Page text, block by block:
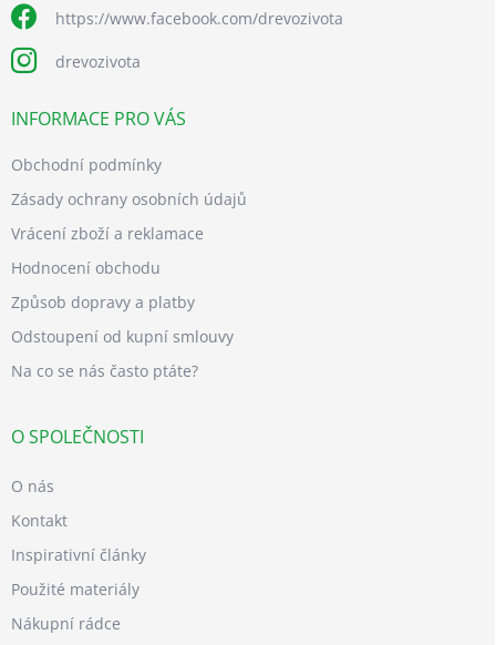
https://www.facebook.com/drevozivota
drevozivota
INFORMACE PRO VÁS
Obchodní podmínky
Zásady ochrany osobních údajů
Vrácení zboží a reklamace
Hodnocení obchodu
Způsob dopravy a platby
Odstoupení od kupní smlouvy
Na co se nás často ptáte?
O SPOLEČNOSTI
O nás
Kontakt
Inspirativní články
Použité materiály
Nákupní rádce